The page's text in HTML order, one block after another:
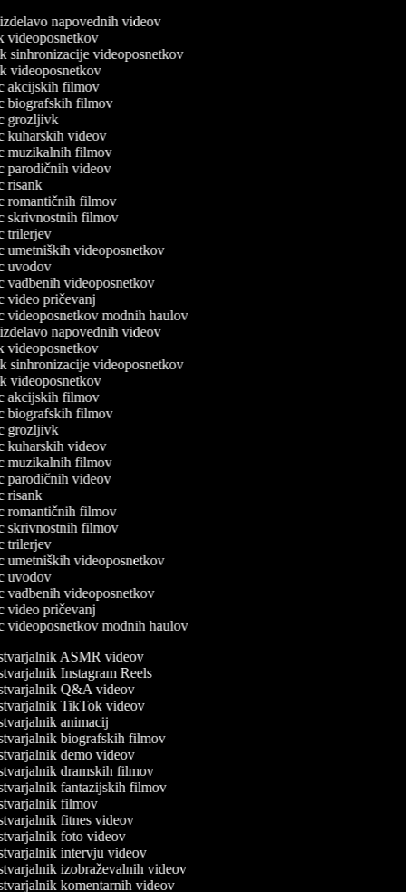
izdelavo napovednih videov
videoposnetkov
sinhronizacije videoposnetkov
videoposnetkov
akcijskih filmov
biografskih filmov
grozljivk
kuharskih videov
muzikalnih filmov
parodičnih videov
risank
romantičnih filmov
skrivnostnih filmov
trilerjev
umetniških videoposnetkov
uvodov
vadbenih videoposnetkov
video pričevanj
videoposnetkov modnih haulov
izdelavo napovednih videov
videoposnetkov
sinhronizacije videoposnetkov
videoposnetkov
akcijskih filmov
biografskih filmov
grozljivk
kuharskih videov
muzikalnih filmov
parodičnih videov
risank
romantičnih filmov
skrivnostnih filmov
trilerjev
umetniških videoposnetkov
uvodov
vadbenih videoposnetkov
video pričevanj
videoposnetkov modnih haulov
ASMR videov
Instagram Reels
Q&A videov
TikTok videov
animacij
biografskih filmov
demo videov
dramskih filmov
fantazijskih filmov
filmov
fitnes videov
foto videov
intervju videov
izobraževalnih videov
komentarnih videov